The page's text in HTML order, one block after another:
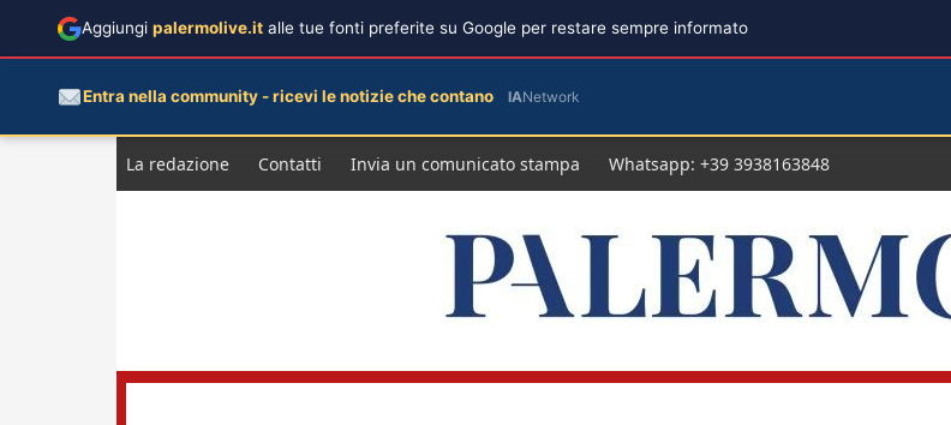
La redazione Contatti Invia un comunicato stampa Whatsapp: +39 3938163848
Aggiungi palermolive.it alle tue fonti preferite su Google per restare sempre informato
Entra nella community - ricevi le notizie che contano IANetwork